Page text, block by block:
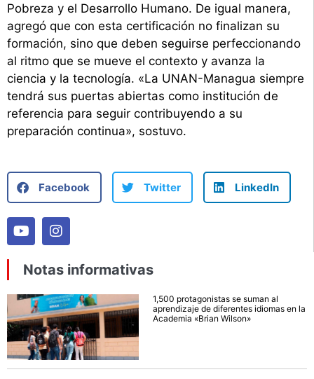
Pobreza y el Desarrollo Humano. De igual manera,
agregó que con esta certificación no finalizan su
formación, sino que deben seguirse perfeccionando
al ritmo que se mueve el contexto y avanza la
ciencia y la tecnología. «La UNAN-Managua siempre
tendrá sus puertas abiertas como institución de
referencia para seguir contribuyendo a su
preparación continua», sostuvo.
Facebook Twitter LinkedIn
Notas informativas
1,500 protagonistas se suman al
aprendizaje de diferentes idiomas en la
Academia «Brian Wilson»